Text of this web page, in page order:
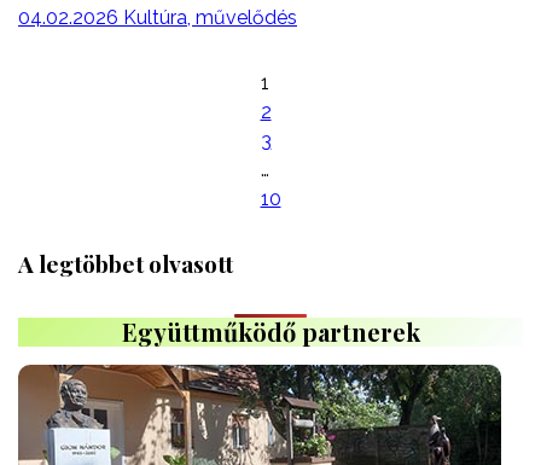
04.02.2026 Kultúra, művelődés
1
2
3
…
10
A legtöbbet olvasott
Együttműködő partnerek